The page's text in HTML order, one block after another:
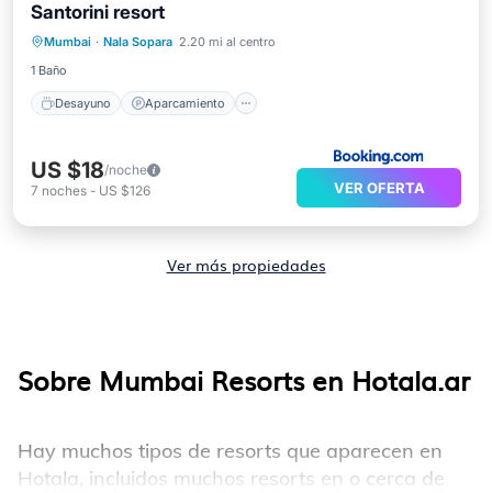
Santorini resort
Mumbai · Nala Sopara 2.20 mi al centro
1 Baño
Desayuno Aparcamiento
Desayuno
Vista al mar
US $18/noche
7 noches - US $126 VER OFERTA
Ver más propiedades
Sobre Mumbai Resorts en Hotala.ar
Hay muchos tipos de resorts que aparecen en
Hotala, incluidos muchos resorts en o cerca de